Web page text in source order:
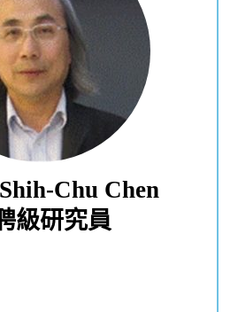
Chu Chen
級研究員